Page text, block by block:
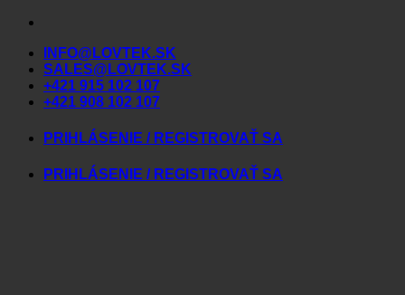
Skip
contentINFO@LOVTEK.SK
SALES@LOVTEK.SK
+421 915 102 107
+421 908 102 107
PRIHLÁSENIE / REGISTROVAŤ SA
PRIHLÁSENIE / REGISTROVAŤ SA